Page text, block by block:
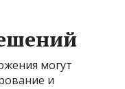
могут
и